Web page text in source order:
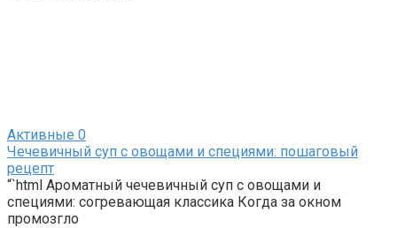
Активные 0
Чечевичный суп с овощами и специями: пошаговый
рецепт
“`html Ароматный чечевичный суп с овощами и
специями: согревающая классика Когда за окном
промозгло